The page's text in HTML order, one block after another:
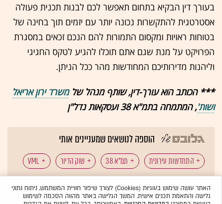
בעורך דין הבקיא בתחום תאפשר לכם לבנות תכנית פעולה
אסטרטגית להתקשרות נכונה יותר עם יזמים תוך בחינה של
בטוחות ראויות ומקסום התמורות להם הנכם זכאים במסגרת
הפרויקט על מנת שגם אתם תוכלו להגיע לטקס החגיגי
וליהנות מדירותיכם המחודשות מהר ככל הניתן.
*** הכותב הוא עורך-דין, שותף מנהל שלמשרד ירון אריאל
ושות', המתמחה בתמ"א 38 ועסקאות נדל"ן
הוספה לנושאים שמעניינים אותי
התחדשות עירונית תמ"א 38 שוק הדיור
VML
האתר עושה שימוש בעוגיות (Cookies) לצורך שיפור חוויית המשתמש, ניתוח נתוני
גלישה והתאמת תכנים אישית. המשך הגלישה באתר מהווה הסכמה לשימוש